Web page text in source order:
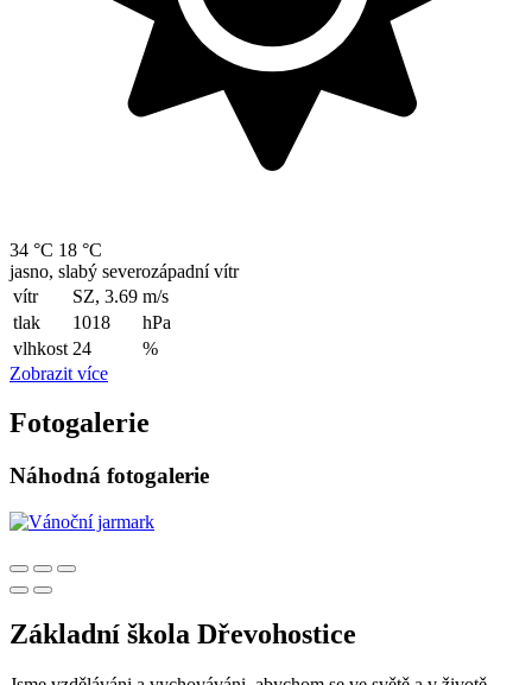
34 °C 18 °C
jasno, slabý severozápadní vítr
vítr
SZ, 3.69 m/s
tlak
1018
hPa
vlhkost 24
%
Zobrazit více
Fotogalerie
Náhodná fotogalerie
Základní škola Dřevohostice